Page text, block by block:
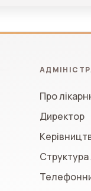
Про
Директор
Структура